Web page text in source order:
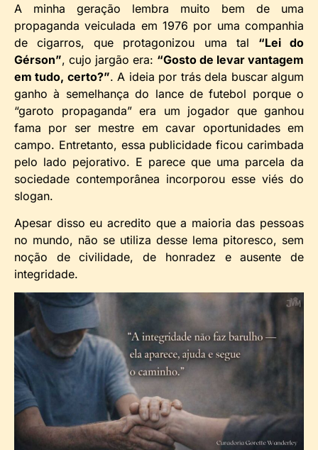
A minha geração lembra muito bem de uma
propaganda veiculada em 1976 por uma companhia
de cigarros, que protagonizou uma tal “Lei do
Gérson”, cujo jargão era: “Gosto de levar vantagem
em tudo, certo?”. A ideia por trás dela buscar algum
ganho à semelhança do lance de futebol porque o
“garoto propaganda” era um jogador que ganhou
fama por ser mestre em cavar oportunidades em
campo. Entretanto, essa publicidade ficou carimbada
pelo lado pejorativo. E parece que uma parcela da
sociedade contemporânea incorporou esse viés do
slogan.
Apesar disso eu acredito que a maioria das pessoas
no mundo, não se utiliza desse lema pitoresco, sem
noção de civilidade, de honradez e ausente de
integridade.